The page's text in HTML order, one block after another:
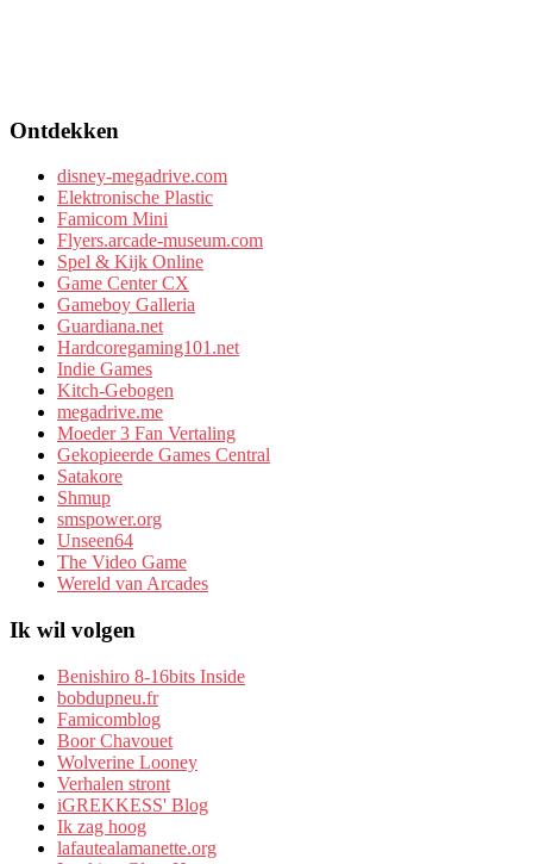
Ontdekken
disney-megadrive.com
Elektronische Plastic
Famicom Mini
Flyers.arcade-museum.com
Spel & Kijk Online
Game Center CX
Gameboy Galleria
Guardiana.net
Hardcoregaming101.net
Indie Games
Kitch-Gebogen
megadrive.me
Moeder 3 Fan Vertaling
Gekopieerde Games Central
Satakore
Shmup
smspower.org
Unseen64
The Video Game
Wereld van Arcades
Ik wil volgen
Benishiro 8-16bits Inside
bobdupneu.fr
Famicomblog
Boor Chavouet
Wolverine Looney
Verhalen stront
iGREKKESS' Blog
Ik zag hoog
lafautealamanette.org